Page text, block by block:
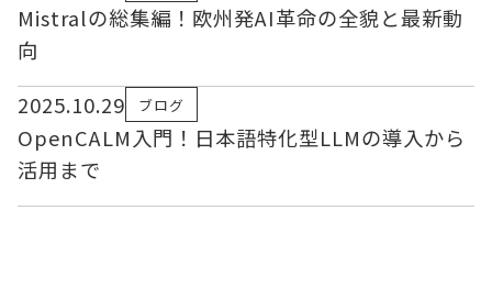
Mistralの総集編！欧州発AI革命の全貌と最新動
向
2025.10.29
ブログ
OpenCALM入門！日本語特化型LLMの導入から
活用まで